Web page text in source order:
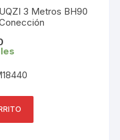
3 Metros BH90